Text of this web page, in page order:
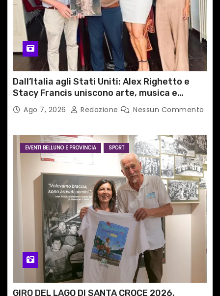
Dall’Italia agli Stati Uniti: Alex Righetto e
Stacy Francis uniscono arte, musica e
tecnologia in un nuovo progetto
internazionale”
Ago 7, 2026 Redazione Nessun Commento
EVENTI BELLUNO E PROVINCIA SPORT
GIRO DEL LAGO DI SANTA CROCE 2026,